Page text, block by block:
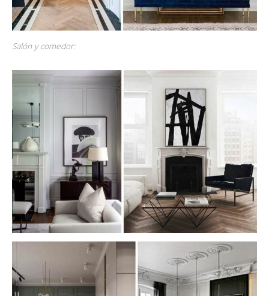
Salón y comedor: